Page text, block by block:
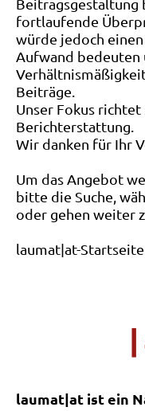
Beitragsgestaltung
fortlaufende
würde jedoch
Aufwand
Beiträge.
Unser Fokus
Berichterstattung.
Wir danken für Ihr
Um das Angebot
bitte die Suche,
oder gehen weiter
laumat|at-Startseite
laumat|at ist ein